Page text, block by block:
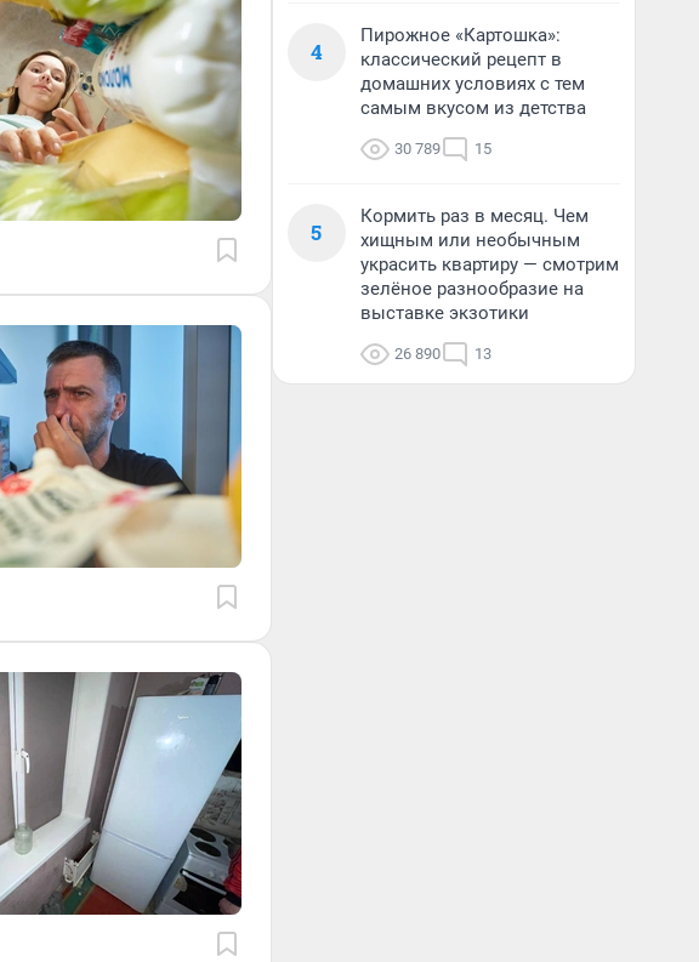
4
Пирожное «Картошка»:
классический рецепт в
домашних условиях с тем
самым вкусом из детства
30 789 15
5
Кормить раз в месяц. Чем
хищным или необычным
украсить квартиру — смотрим
зелёное разнообразие на
выставке экзотики
26 890 13